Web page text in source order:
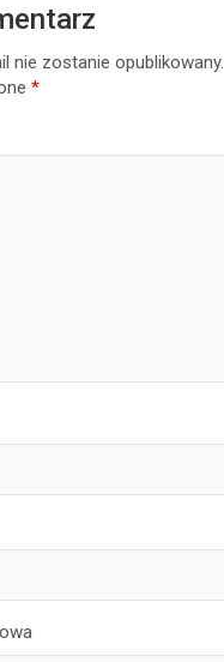
nie zostanie opublikowany.
*